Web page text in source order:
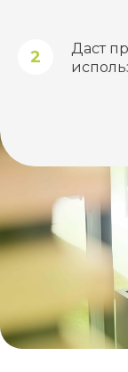
Даст